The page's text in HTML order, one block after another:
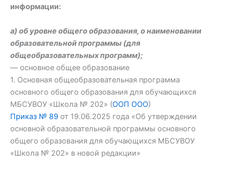
информации:
а) об уровне общего образования, о наименовании
образовательной программы (для
общеобразовательных программ);
— основное общее образование
1. Основная общеобразовательная программа
основного общего образования для обучающихся
МБСУВОУ «Школа № 202» (ООП ООО)
Приказ № 89 от 19.06.2025 года «Об утверждении
основной образовательной программы основного
общего образования для обучающихся МБСУВОУ
«Школа № 202» в новой редакции»